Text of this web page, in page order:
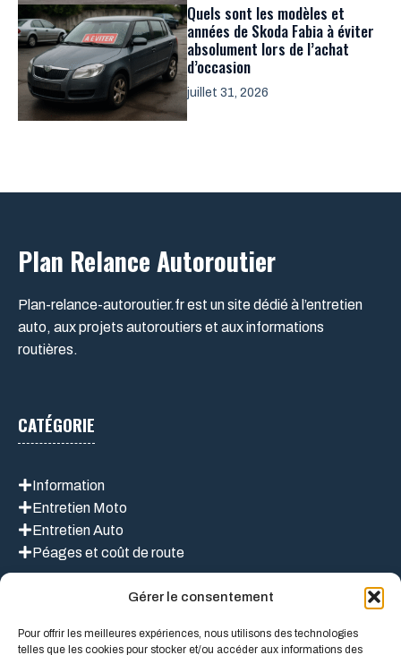
Gérer le consentement
Pour offrir les meilleures expériences, nous utilisons des technologies
telles que les cookies pour stocker et/ou accéder aux informations des
Quels sont les modèles et
années de Skoda Fabia à éviter
absolument lors de l’achat
d’occasion
juillet 31, 2026
Plan Relance Autoroutier
Plan-relance-autoroutier.fr est un site dédié à l’entretien
auto, aux projets autoroutiers et aux informations
routières.
CATÉGORIE
Information
Entretien Moto
Entretien Auto
Péages et coût de route
LIEN UTILES